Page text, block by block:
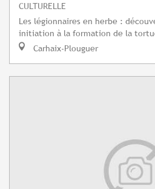
CULTURELLE
Les légionnaires en herbe :
initiation à la formation de la
Carhaix-Plouguer